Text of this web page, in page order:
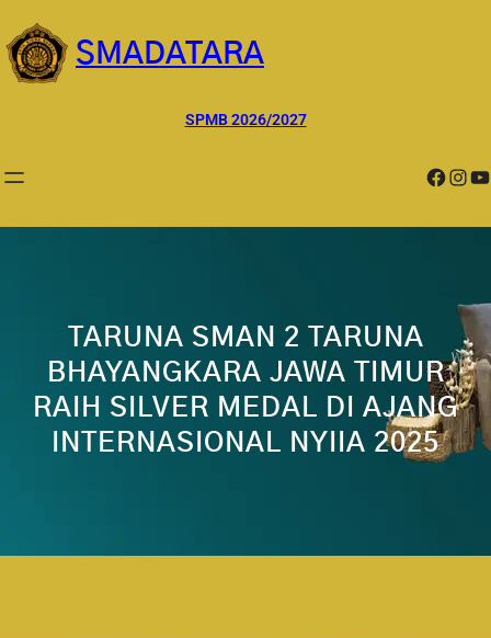
ke
konten
SMADATARA
SPMB 2026/2027
Facebook InstagramYouTube
TARUNA SMAN 2 TARUNA
BHAYANGKARA JAWA TIMUR
RAIH SILVER MEDAL DI AJANG
INTERNASIONAL NYIIA 2025